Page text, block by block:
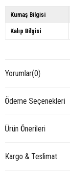
Kumaş Bilgisi
Kalıp Bilgisi
Yorumlar(0)
Ödeme Seçenekleri
Ürün Önerileri
Kargo & Teslimat